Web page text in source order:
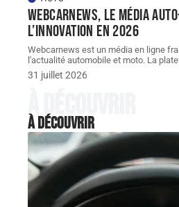
Webcarnews, le média
l’innovation en 2026
Webcarnews est un média en ligne
l'actualité automobile et moto. La
31 juillet 2026
À découvrir
À découvrir